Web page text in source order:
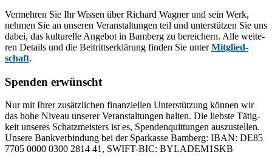
Ver­meh­ren Sie Ihr Wis­sen über Ri­chard Wag­ner und sein Werk,
neh­men Sie an un­se­ren Ver­an­stal­tun­gen teil und un­ter­stüt­zen Sie uns
da­bei, das kul­tu­rel­le An­ge­bot in Bam­berg zu be­rei­chern. Alle wei­te­
ren De­tails und die Bei­tritts­er­klä­rung fin­den Sie un­terMit­glied­
schaft.
Spenden erwünscht
Nur mit Ih­rer zu­sätz­li­chen fi­nan­zi­el­len Un­ter­stüt­zung kön­nen wir
das hohe Ni­veau un­se­rer Ver­an­stal­tun­gen hal­ten. Die liebs­te Tä­tig­
keit un­se­res Schatz­meis­ters ist es, Spen­den­quit­tun­gen aus­zu­stel­len.
Un­se­re Bank­ver­bin­dung bei der Spar­kas­se Bam­berg: IBAN: DE85
7705 0000 0300 2814 41, SWIFT-BIC: BYLADEM1SKB